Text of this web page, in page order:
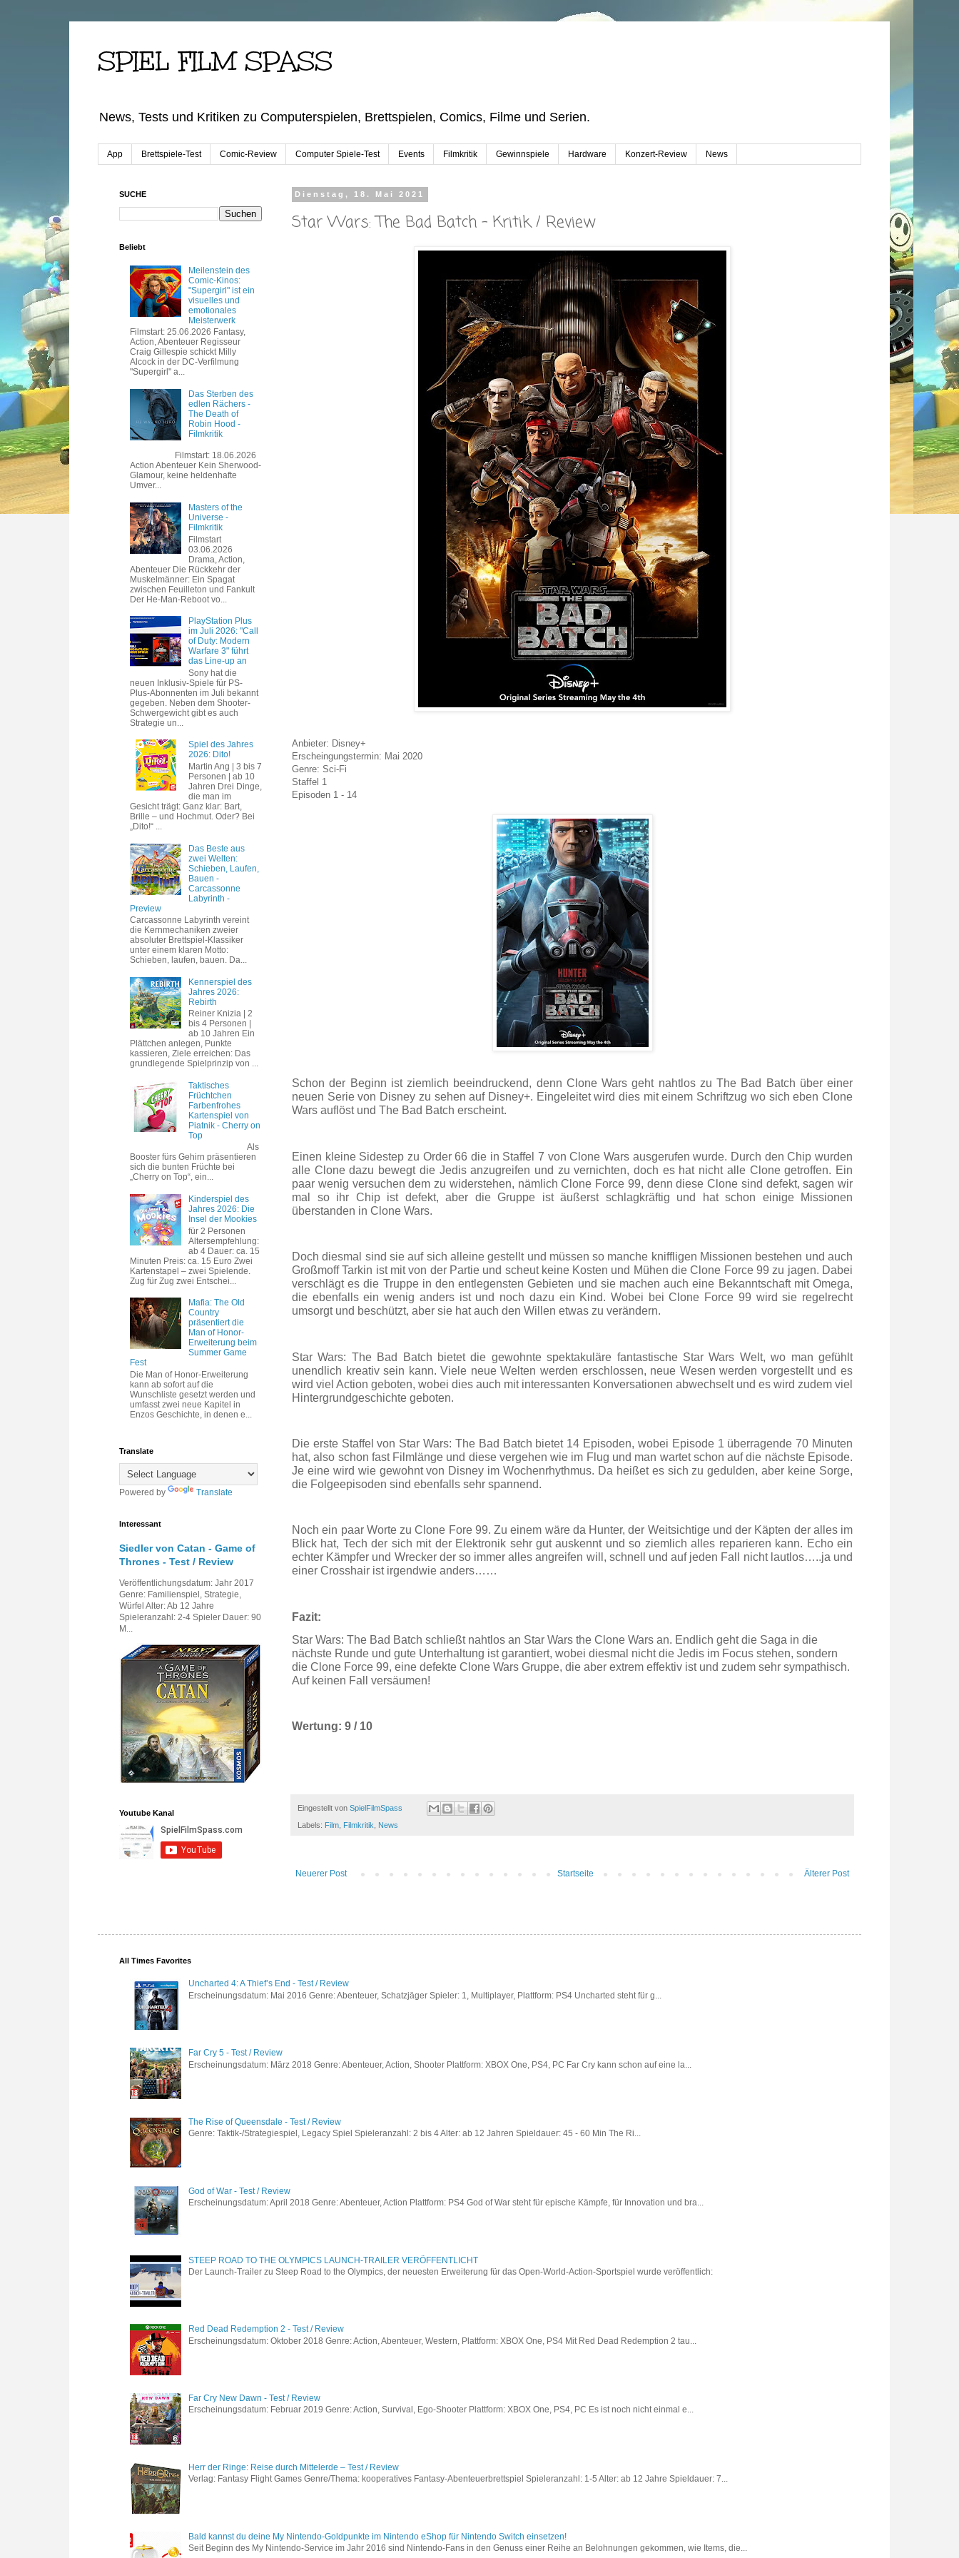
SPIEL FILM SPASS
News, Tests und Kritiken zu Computerspielen, Brettspielen, Comics, Filme und Serien.
App Brettspiele-Test Comic-Review Computer Spiele-Test Events Filmkritik Gewinnspiele Hardware Konzert-Review News
Dienstag, 18. Mai 2021
Star Wars: The Bad Batch - Kritik / Review
Anbieter: Disney+
Erscheingungstermin: Mai 2020
Genre: Sci-Fi
Staffel 1
Episoden 1 - 14
Schon der Beginn ist ziemlich beeindruckend, denn Clone Wars geht nahtlos zu The Bad Batch über einer
neuen Serie von Disney zu sehen auf Disney+. Eingeleitet wird dies mit einem Schriftzug wo sich eben Clone
Wars auflöst und The Bad Batch erscheint.
Einen kleine Sidestep zu Order 66 die in Staffel 7 von Clone Wars ausgerufen wurde. Durch den Chip wurden
alle Clone dazu bewegt die Jedis anzugreifen und zu vernichten, doch es hat nicht alle Clone getroffen. Ein
paar wenig versuchen dem zu widerstehen, nämlich Clone Force 99, denn diese Clone sind defekt, sagen wir
mal so ihr Chip ist defekt, aber die Gruppe ist äußerst schlagkräftig und hat schon einige Missionen
überstanden in Clone Wars.
Doch diesmal sind sie auf sich alleine gestellt und müssen so manche kniffligen Missionen bestehen und auch
Großmoff Tarkin ist mit von der Partie und scheut keine Kosten und Mühen die Clone Force 99 zu jagen. Dabei
verschlägt es die Truppe in den entlegensten Gebieten und sie machen auch eine Bekanntschaft mit Omega,
die ebenfalls ein wenig anders ist und noch dazu ein Kind. Wobei bei Clone Force 99 wird sie regelrecht
umsorgt und beschützt, aber sie hat auch den Willen etwas zu verändern.
Star Wars: The Bad Batch bietet die gewohnte spektakuläre fantastische Star Wars Welt, wo man gefühlt
unendlich kreativ sein kann. Viele neue Welten werden erschlossen, neue Wesen werden vorgestellt und es
wird viel Action geboten, wobei dies auch mit interessanten Konversationen abwechselt und es wird zudem viel
Hintergrundgeschichte geboten.
Die erste Staffel von Star Wars: The Bad Batch bietet 14 Episoden, wobei Episode 1 überragende 70 Minuten
hat, also schon fast Filmlänge und diese vergehen wie im Flug und man wartet schon auf die nächste Episode.
Je eine wird wie gewohnt von Disney im Wochenrhythmus. Da heißet es sich zu gedulden, aber keine Sorge,
die Folgeepisoden sind ebenfalls sehr spannend.
Noch ein paar Worte zu Clone Fore 99. Zu einem wäre da Hunter, der Weitsichtige und der Käpten der alles im
Blick hat, Tech der sich mit der Elektronik sehr gut auskennt und so ziemlich alles reparieren kann. Echo ein
echter Kämpfer und Wrecker der so immer alles angreifen will, schnell und auf jeden Fall nicht lautlos…..ja und
einer Crosshair ist irgendwie anders……
Fazit:
Star Wars: The Bad Batch schließt nahtlos an Star Wars the Clone Wars an. Endlich geht die Saga in die
nächste Runde und gute Unterhaltung ist garantiert, wobei diesmal nicht die Jedis im Focus stehen, sondern
die Clone Force 99, eine defekte Clone Wars Gruppe, die aber extrem effektiv ist und zudem sehr sympathisch.
Auf keinen Fall versäumen!
Wertung: 9 / 10
Eingestellt von SpielFilmSpass
Labels: Film Filmkritik News
Neuerer Post Älterer Post
Startseite
SUCHE
Beliebt
Meilenstein des
Comic-Kinos:
"Supergirl" ist ein
visuelles und
emotionales
Meisterwerk
Filmstart: 25.06.2026 Fantasy,
Action, Abenteuer Regisseur
Craig Gillespie schickt Milly
Alcock in der DC-Verfilmung
"Supergirl" a...
Das Sterben des
edlen Rächers -
The Death of
Robin Hood -
Filmkritik
Filmstart: 18.06.2026
Action Abenteuer Kein Sherwood-
Glamour, keine heldenhafte
Umver...
Masters of the
Universe -
Filmkritik
Filmstart
03.06.2026
Drama, Action,
Abenteuer Die Rückkehr der
Muskelmänner: Ein Spagat
zwischen Feuilleton und Fankult
Der He-Man-Reboot vo...
PlayStation Plus
im Juli 2026: "Call
of Duty: Modern
Warfare 3" führt
das Line-up an
Sony hat die
neuen Inklusiv-Spiele für PS-
Plus-Abonnenten im Juli bekannt
gegeben. Neben dem Shooter-
Schwergewicht gibt es auch
Strategie un...
Spiel des Jahres
2026: Dito!
Martin Ang | 3 bis 7
Personen | ab 10
Jahren Drei Dinge,
die man im
Gesicht trägt: Ganz klar: Bart,
Brille – und Hochmut. Oder? Bei
„Dito!“ ...
Das Beste aus
zwei Welten:
Schieben, Laufen,
Bauen -
Carcassonne
Labyrinth -
Preview
Carcassonne Labyrinth vereint
die Kernmechaniken zweier
absoluter Brettspiel-Klassiker
unter einem klaren Motto:
Schieben, laufen, bauen. Da...
Kennerspiel des
Jahres 2026:
Rebirth
Reiner Knizia | 2
bis 4 Personen |
ab 10 Jahren Ein
Plättchen anlegen, Punkte
kassieren, Ziele erreichen: Das
grundlegende Spielprinzip von ...
Taktisches
Früchtchen
Farbenfrohes
Kartenspiel von
Piatnik - Cherry on
Top
Als
Booster fürs Gehirn präsentieren
sich die bunten Früchte bei
„Cherry on Top“, ein...
Kinderspiel des
Jahres 2026: Die
Insel der Mookies
für 2 Personen
Altersempfehlung:
ab 4 Dauer: ca. 15
Minuten Preis: ca. 15 Euro Zwei
Kartenstapel – zwei Spielende.
Zug für Zug zwei Entschei...
Mafia: The Old
Country
präsentiert die
Man of Honor-
Erweiterung beim
Summer Game
Fest
Die Man of Honor-Erweiterung
kann ab sofort auf die
Wunschliste gesetzt werden und
umfasst zwei neue Kapitel in
Enzos Geschichte, in denen e...
Translate
Powered by Translate
Interessant
Siedler von Catan - Game of
Thrones - Test / Review
Veröffentlichungsdatum: Jahr 2017
Genre: Familienspiel, Strategie,
Würfel Alter: Ab 12 Jahre
Spieleranzahl: 2-4 Spieler Dauer: 90
M...
Youtube Kanal
All Times Favorites
Uncharted 4: A Thief’s End - Test / Review
Erscheinungsdatum: Mai 2016 Genre: Abenteuer, Schatzjäger Spieler: 1, Multiplayer, Plattform: PS4 Uncharted steht für g...
Far Cry 5 - Test / Review
Erscheinungsdatum: März 2018 Genre: Abenteuer, Action, Shooter Plattform: XBOX One, PS4, PC Far Cry kann schon auf eine la...
The Rise of Queensdale - Test / Review
Genre: Taktik-/Strategiespiel, Legacy Spiel Spieleranzahl: 2 bis 4 Alter: ab 12 Jahren Spieldauer: 45 - 60 Min The Ri...
God of War - Test / Review
Erscheinungsdatum: April 2018 Genre: Abenteuer, Action Plattform: PS4 God of War steht für epische Kämpfe, für Innovation und bra...
STEEP ROAD TO THE OLYMPICS LAUNCH-TRAILER VERÖFFENTLICHT
Der Launch-Trailer zu Steep Road to the Olympics, der neuesten Erweiterung für das Open-World-Action-Sportspiel wurde veröffentlich:
Red Dead Redemption 2 - Test / Review
Erscheinungsdatum: Oktober 2018 Genre: Action, Abenteuer, Western, Plattform: XBOX One, PS4 Mit Red Dead Redemption 2 tau...
Far Cry New Dawn - Test / Review
Erscheinungsdatum: Februar 2019 Genre: Action, Survival, Ego-Shooter Plattform: XBOX One, PS4, PC Es ist noch nicht einmal e...
Herr der Ringe: Reise durch Mittelerde – Test / Review
Verlag: Fantasy Flight Games Genre/Thema: kooperatives Fantasy-Abenteuerbrettspiel Spieleranzahl: 1-5 Alter: ab 12 Jahre Spieldauer: 7...
Bald kannst du deine My Nintendo-Goldpunkte im Nintendo eShop für Nintendo Switch einsetzen!
Seit Beginn des My Nintendo-Service im Jahr 2016 sind Nintendo-Fans in den Genuss einer Reihe an Belohnungen gekommen, wie Items, die...